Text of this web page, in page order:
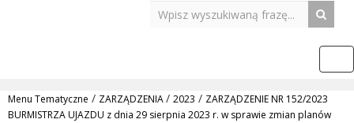
Menu Tematyczne / ZARZĄDZENIA/ 2023 / ZARZĄDZENIE NR 152/2023
BURMISTRZA UJAZDU z dnia 29 sierpnia 2023 r. w sprawie zmian planów